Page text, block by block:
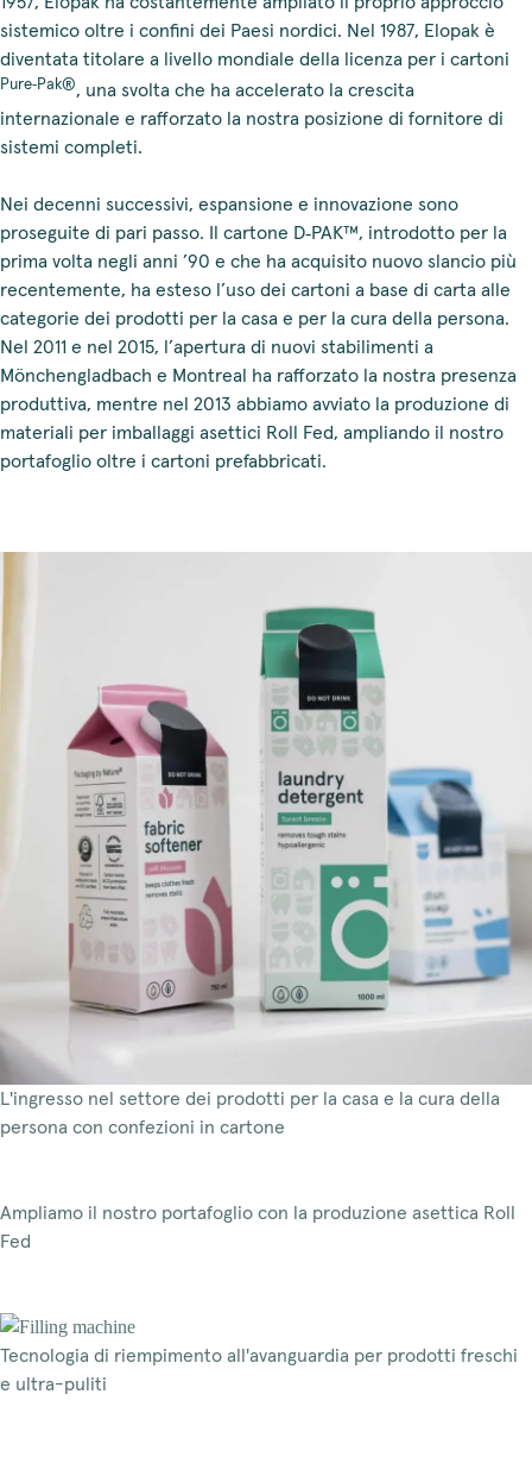
sistemico oltre i confini dei Paesi nordici. Nel 1987, Elopak è
diventata titolare a livello mondiale della licenza per i cartoni
Pure‑Pak®, una svolta che ha accelerato la crescita
internazionale e rafforzato la nostra posizione di fornitore di
sistemi completi.
Nei decenni successivi, espansione e innovazione sono
proseguite di pari passo. Il cartone D‑PAK™, introdotto per la
prima volta negli anni ’90 e che ha acquisito nuovo slancio più
recentemente, ha esteso l’uso dei cartoni a base di carta alle
categorie dei prodotti per la casa e per la cura della persona.
Nel 2011 e nel 2015, l’apertura di nuovi stabilimenti a
Mönchengladbach e Montreal ha rafforzato la nostra presenza
produttiva, mentre nel 2013 abbiamo avviato la produzione di
materiali per imballaggi asettici Roll Fed, ampliando il nostro
portafoglio oltre i cartoni prefabbricati.
L'ingresso nel settore dei prodotti per la casa e la cura della
persona con confezioni in cartone
Ampliamo il nostro portafoglio con la produzione asettica Roll
Fed
Tecnologia di riempimento all'avanguardia per prodotti freschi
e ultra-puliti